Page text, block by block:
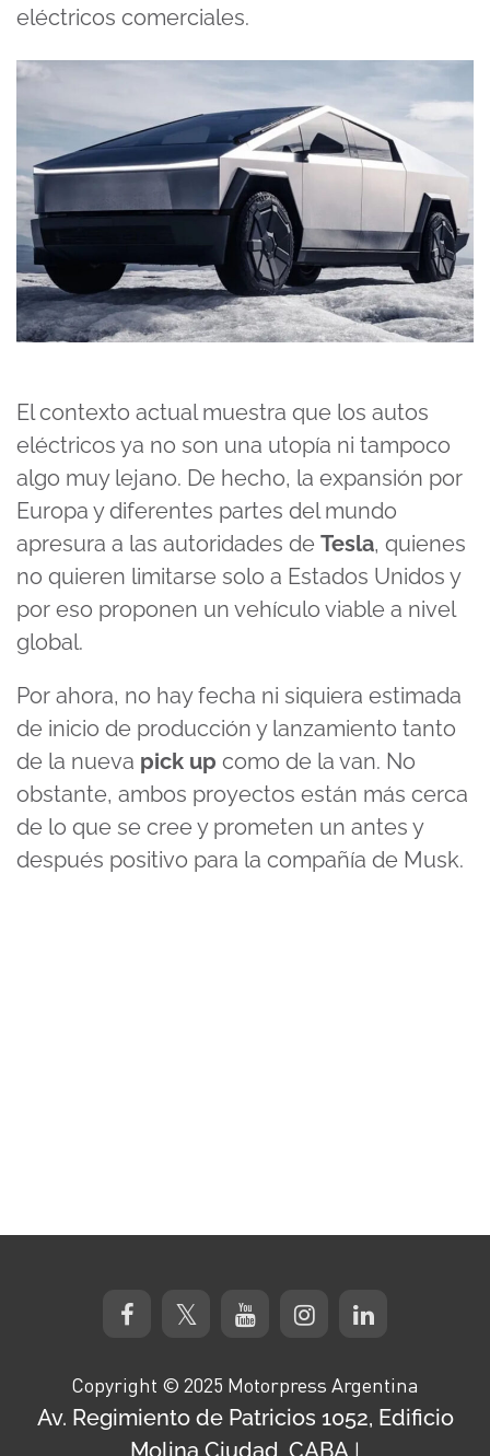
eléctricos comerciales.
El contexto actual muestra que los autos
eléctricos ya no son una utopía ni tampoco
algo muy lejano. De hecho, la expansión por
Europa y diferentes partes del mundo
apresura a las autoridades de Tesla, quienes
no quieren limitarse solo a Estados Unidos y
por eso proponen un vehículo viable a nivel
global.
Por ahora, no hay fecha ni siquiera estimada
de inicio de producción y lanzamiento tanto
de la nueva pick up como de la van. No
obstante, ambos proyectos están más cerca
de lo que se cree y prometen un antes y
después positivo para la compañía de Musk.
Copyright © 2025 Motorpress Argentina
Av. Regimiento de Patricios 1052, Edificio
Molina Ciudad, CABA |